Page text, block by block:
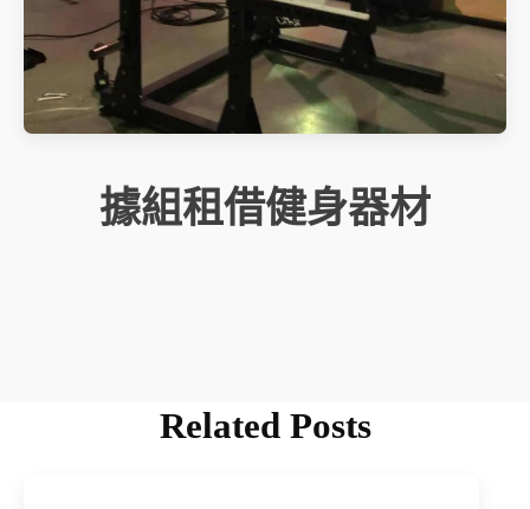
據組租借健身器材
Related Posts